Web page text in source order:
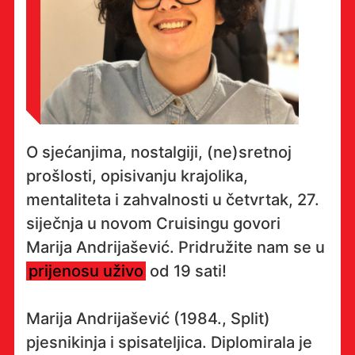
O sjećanjima, nostalgiji, (ne)sretnoj
prošlosti, opisivanju krajolika,
mentaliteta i zahvalnosti u četvrtak, 27.
siječnja u novom Cruisingu govori
Marija Andrijašević. Pridružite nam se u
prijenosu uživo od 19 sati!
Marija Andrijašević (1984., Split)
pjesnikinja i spisateljica. Diplomirala je